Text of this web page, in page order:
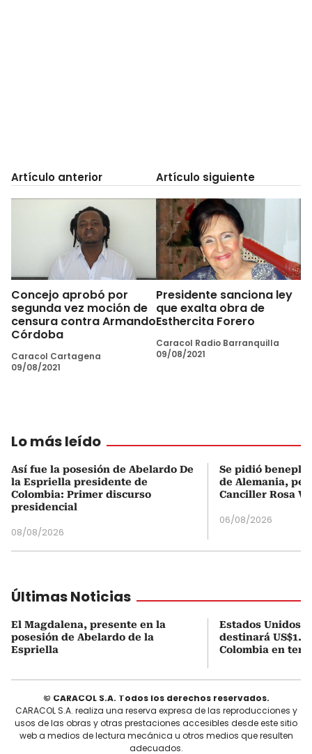
Artículo anterior
Concejo aprobó por
segunda vez moción de
censura contra Armando
Córdoba
Caracol Cartagena
09/08/2021
Artículo siguiente
Presidente sanciona ley
que exalta obra de
Esthercita Forero
Caracol Radio Barranquilla
09/08/2021
Lo más leído
Así fue la posesión de Abelardo De
la Espriella presidente de
Colombia: Primer discurso
presidencial
08/08/2026
Se pidió
de Alemania,
Canciller Rosa
06/08/2026
Últimas Noticias
El Magdalena, presente en la
posesión de Abelardo de la
Espriella
Estados Unidos
destinará
Colombia en
© CARACOL S.A. Todos los derechos reservados.
CARACOL S.A. realiza una reserva expresa de las reproducciones y
usos de las obras y otras prestaciones accesibles desde este sitio
web a medios de lectura mecánica u otros medios que resulten
adecuados.